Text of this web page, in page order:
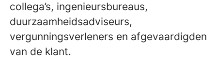
collega’s, ingenieursbureaus,
duurzaamheidsadviseurs,
vergunningsverleners en afgevaardigden
van de klant.